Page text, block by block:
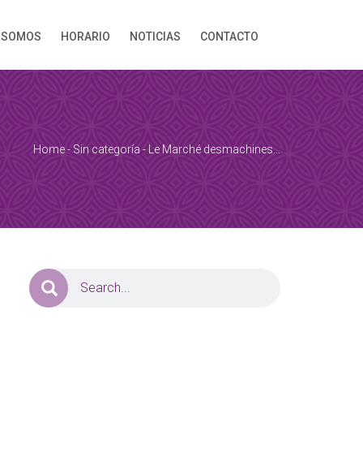
HORARIO NOTICIAS CONTACTO
Home- Sin categoría - Le Marché desmachines…